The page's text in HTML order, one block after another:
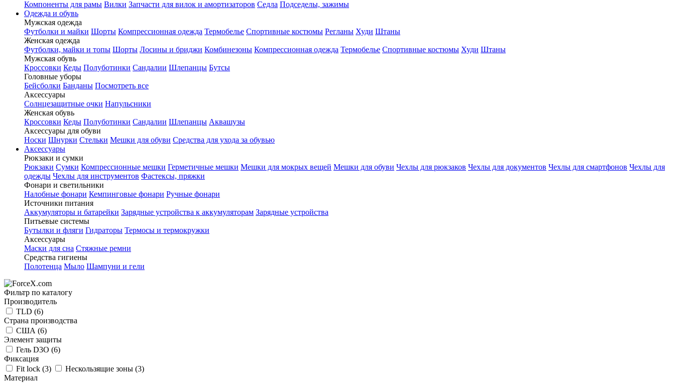
Компоненты для рамы Вилки Запчасти для вилок и амортизаторов Седла Подседелы, зажимы
Одежда и обувь
Мужская одежда
Футболки и майки Шорты Компрессионная одежда Термобелье Спортивные костюмы Регланы Худи Штаны
Женская одежда
Футболки, майки и топы Шорты Лосины и бриджи Комбинезоны Компрессионная одежда Термобелье Спортивные костюмы Худи Штаны
Мужская обувь
Кроссовки Кеды Полуботинки Сандалии Шлепанцы Бутсы
Головные уборы
Бейсболки Банданы Посмотреть все
Аксессуары
Солнцезащитные очки Напульсники
Женская обувь
Кроссовки Кеды Полуботинки Сандалии Шлепанцы Аквашузы
Аксессуары для обуви
Носки Шнурки Стельки Мешки для обуви Средства для ухода за обувью
Аксессуары
Рюкзаки и сумки
Рюкзаки Сумки Компрессионные мешки Герметичные мешки Мешки для мокрых вещей Мешки для обуви Чехлы для рюкзаков Чехлы для документов Чехлы для смартфонов Чехлы для
одежды Чехлы для инструментов Фастексы, пряжки
Фонари и светильники
Налобные фонари Кемпинговые фонари Ручные фонари
Источники питания
Аккумуляторы и батарейки Зарядные устройства к аккумуляторам Зарядные устройства
Питьевые системы
Бутылки и фляги Гидраторы Термосы и термокружки
Аксессуары
Маски для сна Стяжные ремни
Средства гигиены
Полотенца Мыло Шампуни и гели
Фильтр по каталогу
Производитель
TLD (6)
Страна производства
США (6)
Элемент защиты
Гель D3O (6)
Фиксация
Fit lock (3) Нескользящие зоны (3)
Материал